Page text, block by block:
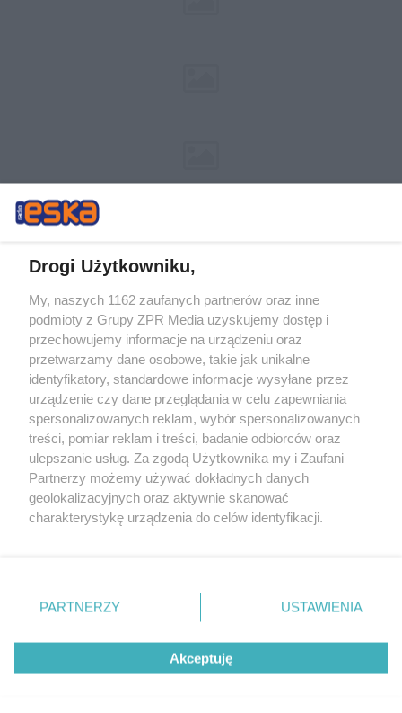
Żaden utwór zamieszczony w serwisie nie może być powielany i
rozpowszechniany lub dalej rozpowszechniany w jakikolwiek sposób (w
tym także elektroniczny lub mechaniczny) na jakimkolwiek polu
eksploatacji w jakiejkolwiek formie, włącznie z umieszczaniem w
Internecie bez pisemnej zgody właściciela praw. Jakiekolwiek użycie lub
wykorzystanie utworów w całości lub w części z naruszeniem prawa,
tzn. bez właściwej zgody, jest zabronione pod groźbą kary i może być
ścigane prawnie.
© 2026 Grupa ZPR Media
Drogi Użytkowniku,
My, naszych 1162 zaufanych partnerów oraz inne
podmioty z Grupy ZPR Media uzyskujemy dostęp i
przechowujemy informacje na urządzeniu oraz
przetwarzamy dane osobowe, takie jak unikalne
identyfikatory, standardowe informacje wysyłane przez
urządzenie czy dane przeglądania w celu zapewniania
spersonalizowanych reklam, wybór spersonalizowanych
treści, pomiar reklam i treści, badanie odbiorców oraz
ulepszanie usług. Za zgodą Użytkownika my i Zaufani
Partnerzy możemy używać dokładnych danych
geolokalizacyjnych oraz aktywnie skanować
charakterystykę urządzenia do celów identyfikacji.
zmienić/wycofać klikając przycisk ustawień prywatności
znajdujący się w lewym dolnym rogu strony
rodzaje przetwarzania danych nie wymagają zgody
użytkownika, ale masz prawo sprzeciwić się takiemu
przetwarzaniu. Preferencje będą miały zastosowanie tylko
PARTNERZY USTAWIENIA
Akceptuję